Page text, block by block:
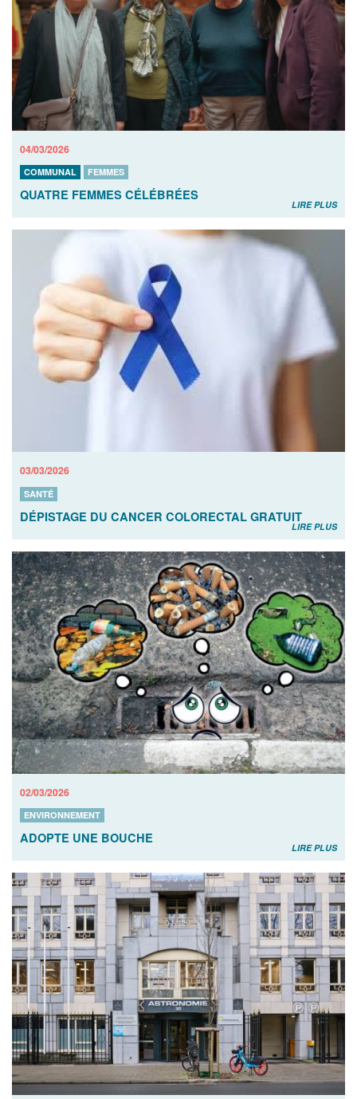
04/03/2026
COMMUNAL FEMMES
QUATRE FEMMES CÉLÉBRÉES
LIRE PLUS
03/03/2026
SANTÉ
DÉPISTAGE DU CANCER COLORECTAL GRATUIT
LIRE PLUS
02/03/2026
ENVIRONNEMENT
ADOPTE UNE BOUCHE
LIRE PLUS